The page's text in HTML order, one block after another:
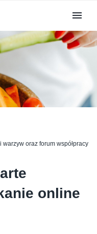
oraz forum współpracy
online